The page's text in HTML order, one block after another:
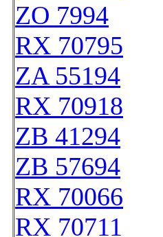
ZO 7994
RX 70795
ZA 55194
RX 70918
ZB 41294
ZB 57694
RX 70066
RX 70711